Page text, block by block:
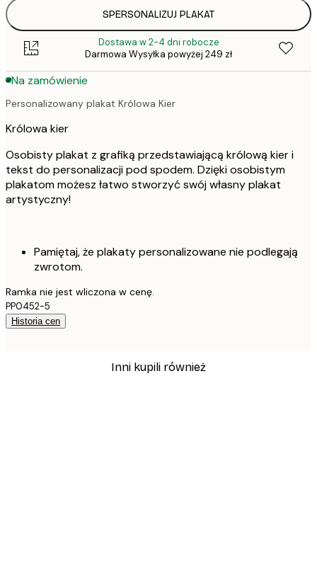
SPERSONALIZUJ PLAKAT
Dostawa w 2-4 dni robocze
Darmowa Wysyłka powyżej 249 zł
Na zamówienie
Personalizowany plakat Królowa Kier
Królowa kier
Osobisty plakat z grafiką przedstawiającą królową kier i
tekst do personalizacji pod spodem. Dzięki osobistym
plakatom możesz łatwo stworzyć swój własny plakat
artystyczny!
Pamiętaj, że plakaty personalizowane nie podlegają
zwrotom.
Ramka nie jest wliczona w cenę.
PP0452-5
Historia cen
Inni kupili również